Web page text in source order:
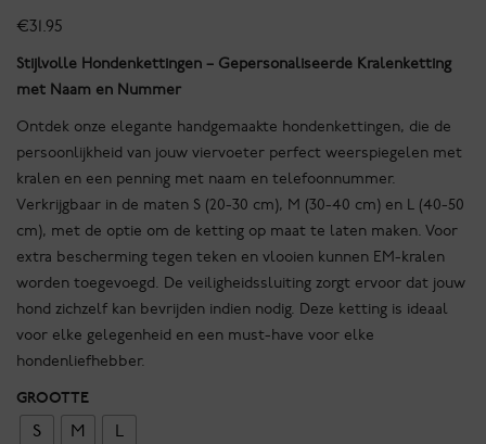
€31.95
Stijlvolle Hondenkettingen – Gepersonaliseerde Kralenketting
met Naam en Nummer
Ontdek onze elegante handgemaakte hondenkettingen, die de
persoonlijkheid van jouw viervoeter perfect weerspiegelen met
kralen en een penning met naam en telefoonnummer.
Verkrijgbaar in de maten S (20-30 cm), M (30-40 cm) en L (40-50
cm), met de optie om de ketting op maat te laten maken. Voor
extra bescherming tegen teken en vlooien kunnen EM-kralen
worden toegevoegd. De veiligheidssluiting zorgt ervoor dat jouw
hond zichzelf kan bevrijden indien nodig. Deze ketting is ideaal
voor elke gelegenheid en een must-have voor elke
hondenliefhebber.
GROOTTE
S M L